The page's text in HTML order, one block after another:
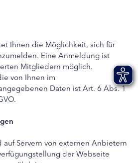
Ihnen die Möglichkeit, sich für
Eine Anmeldung ist
Mitgliedern möglich.
von Ihnen im
Daten ist Art. 6 Abs. 1
auf Servern von externen Anbietern
der Webseite